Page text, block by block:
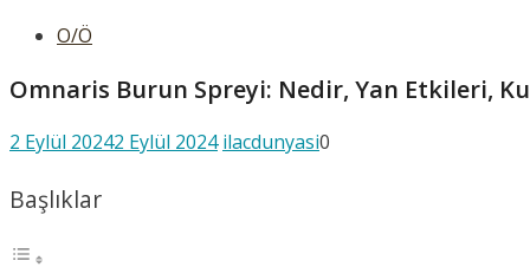
O/Ö
Omnaris Burun Spreyi: Nedir, Yan Etkileri,
2 Eylül 20242 Eylül 2024 ilacdunyasi0
Başlıklar